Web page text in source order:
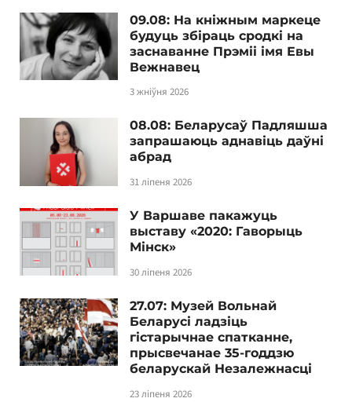
09.08: На кніжным маркеце
будуць збіраць сродкі на
заснаванне Прэміі імя Евы
Вежнавец
3 жніўня 2026
08.08: Беларусаў Падляшша
запрашаюць аднавіць даўні
абрад
31 ліпеня 2026
У Варшаве пакажуць
выставу «2020: Гаворыць
Мінск»
30 ліпеня 2026
27.07: Музей Вольнай
Беларусі ладзіць
гістарычнае спатканне,
прысвечанае 35-годдзю
беларускай Незалежнасці
23 ліпеня 2026